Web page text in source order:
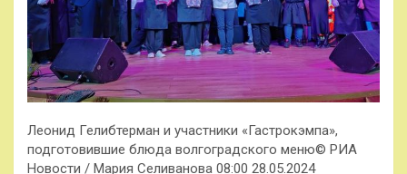
Леонид Гелибтерман и участники «Гастрокэмпа»,
подготовившие блюда волгоградского меню© РИА
Новости / Мария Селиванова 08:00 28.05.2024